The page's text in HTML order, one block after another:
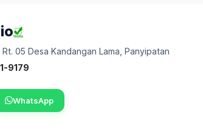
05 Desa Kandangan Lama Panyipatan
9179
WhatsApp